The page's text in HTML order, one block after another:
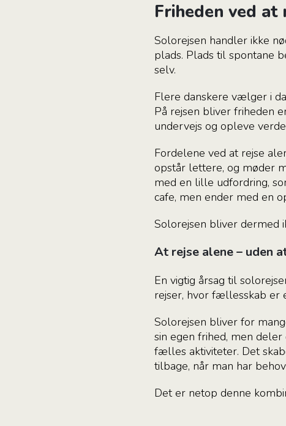
Friheden ved
Solorejsen handler ikke
plads. Plads til spontane
selv.
Flere danskere vælger i
På rejsen bliver friheden
undervejs og opleve
Fordelene ved at rejse
opstår lettere, og møder
med en lille udfordring,
cafe, men ender med en
Solorejsen bliver dermed
At rejse alene – uden
En vigtig årsag til
rejser, hvor fællesskab er
Solorejsen bliver for
sin egen frihed, men
fælles aktiviteter. Det
tilbage, når man har
Det er netop denne